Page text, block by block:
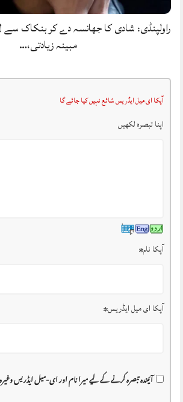
راولپنڈی: شادی کا جھانسہ دے کر بنکاک
مبینہ زیادتی،…
آپکا ای میل ایڈریس شائع نہیں کیا جائے گا
اپنا تبصرہ لکھیں
آپکا نام*
آپکا ای میل ایڈریس*
آئیندہ تبصرہ کرنے کے لیے میرا نام اور ای-میل ایڈریس